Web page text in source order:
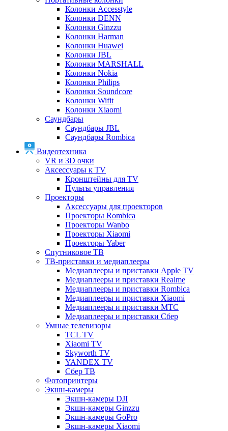
Колонки Accesstyle
Колонки DENN
Колонки Ginzzu
Колонки Harman
Колонки Huawei
Колонки JBL
Колонки MARSHALL
Колонки Nokia
Колонки Philips
Колонки Soundcore
Колонки Wifit
Колонки Xiaomi
Саундбары
Саундбары JBL
Саундбары Rombica
Видеотехника
VR и 3D очки
Аксессуары к TV
Кронштейны для TV
Пульты управления
Проекторы
Аксессуары для проекторов
Проекторы Rombica
Проекторы Wanbo
Проекторы Xiaomi
Проекторы Yaber
Спутниковое ТВ
ТВ-приставки и медиаплееры
Медиаплееры и приставки Apple TV
Медиаплееры и приставки Realme
Медиаплееры и приставки Rombica
Медиаплееры и приставки Xiaomi
Медиаплееры и приставки МТС
Медиаплееры и приставки Сбер
Умные телевизоры
TCL TV
Xiaomi TV
Skyworth TV
YANDEX TV
Сбер ТВ
Фотопринтеры
Экшн-камеры
Экшн-камеры DJI
Экшн-камеры Ginzzu
Экшн-камеры GoPro
Экшн-камеры Xiaomi